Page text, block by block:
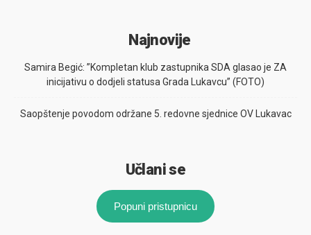
Najnovije
Samira Begić: ”Kompletan klub zastupnika SDA glasao je ZA
inicijativu o dodjeli statusa Grada Lukavcu” (FOTO)
Saopštenje povodom održane 5. redovne sjednice OV Lukavac
Učlani se
Popuni pristupnicu